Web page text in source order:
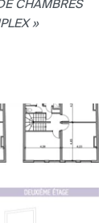
CHAMBRES
»